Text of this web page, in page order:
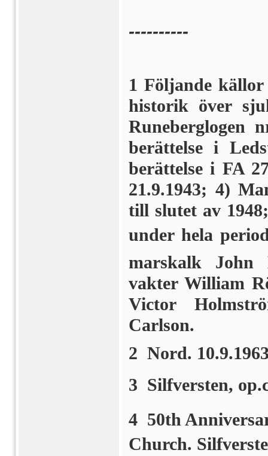
----------
1 Följande
historik över
Runeberglogen
berättelse i
berättelse i FA
21.9.1943; 4)
till slutet av
under hela
marskalk John
vakter William
Victor
Carlson.
2 Nord.
3 Silfversten,
4 50th
Church.